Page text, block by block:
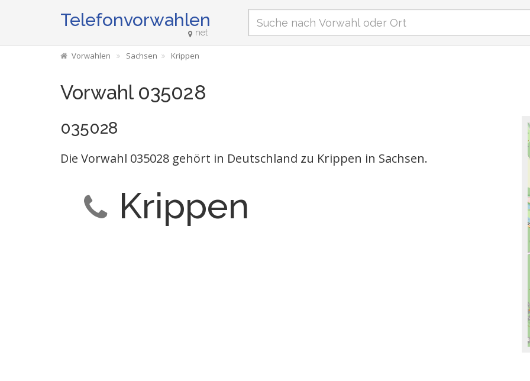
Telefonvorwahlen
net
Vorwahlen Sachsen Krippen
Vorwahl 035028
035028
Die Vorwahl 035028 gehört in Deutschland zu Krippen in Sachsen.
Krippen